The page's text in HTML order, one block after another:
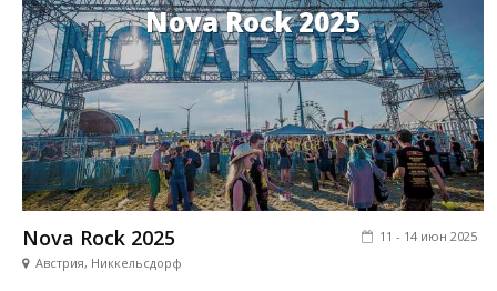
Nova Rock 2025
Nova Rock 2025
Австрия, Никкельсдорф
11 - 14 июн 2025